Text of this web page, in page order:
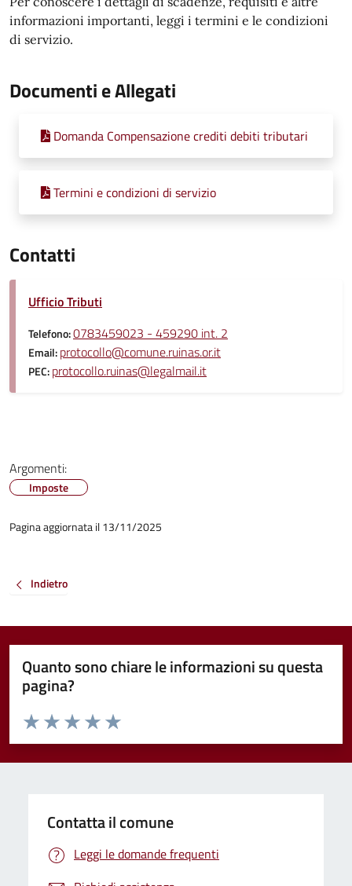
informazioni importanti, leggi i termini e le condizioni
di servizio.
Documenti e Allegati
Domanda Compensazione crediti debiti tributari
Termini e condizioni di servizio
Contatti
Ufficio Tributi
Telefono:0783459023 - 459290 int. 2
Email:protocollo@comune.ruinas.or.it
PEC:protocollo.ruinas@legalmail.it
Argomenti:
Imposte
Pagina aggiornata il 13/11/2025
Indietro
Quanto sono chiare le informazioni su questa
pagina?
Valuta da 1 a 5 stelle la pagina
Valuta 5 stelle su 5
Valuta 4 stelle su 5
Valuta 3 stelle su 5
Valuta 2 stelle su 5
Valuta 1 stelle su 5
Contatta il comune
Leggi le domande frequenti